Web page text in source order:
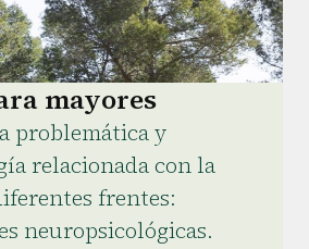
mayores
problemática y
relacionada con la
frentes:
neuropsicológicas.